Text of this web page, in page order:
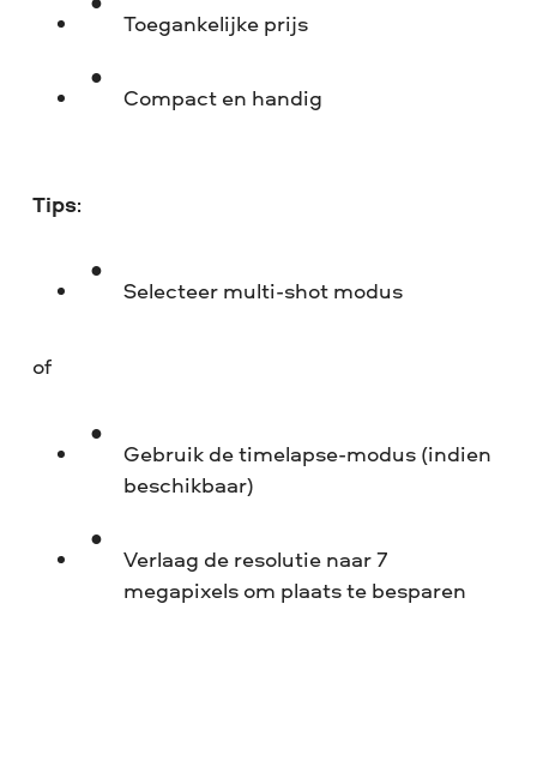
Toegankelijke prijs
Compact en handig
Tips:
Selecteer multi-shot modus
of
Gebruik de timelapse-modus (indien
beschikbaar)
Verlaag de resolutie naar 7
megapixels om plaats te besparen